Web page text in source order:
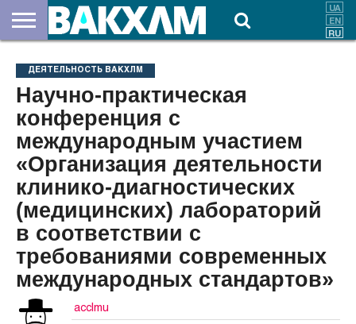
НАС
ВЗНОСЫ
ДОКУМЕНТЫ
НОВОСТИ
КОНТАКТЫ
ДЕЯТЕЛЬНОСТЬ ВАКХЛМ
Научно-практическая
конференция с
международным участием
«Организация деятельности
клинико-диагностических
(медицинских) лабораторий
в соответствии с
требованиями современных
международных стандартов»
acclmu